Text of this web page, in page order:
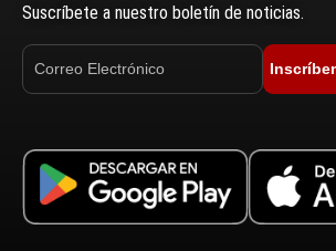
Suscríbete a nuestro boletín de noticias.